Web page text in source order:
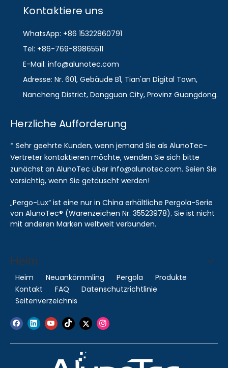
Kontaktiere uns
WhatsApp: +86 15322860791
Tel: +86-769-89865511
E-Mail: info@alunotec.com
Adresse: Nr. 601, Gebäude B1, Tian'an Digital Town,
Nancheng District, Dongguan City, Provinz Guangdong.
Herzliche Aufforderung
* Sehr geehrte Kunden, wenn jemand Sie als AlunoTec-
Vertreter kontaktieren möchte, wenden Sie sich bitte
zunächst an AlunoTec über info@alunotec.com. Seien Sie
vorsichtig, wenn Sie getäuscht werden!
„Pergo-Lux“ ist eine nur in China erhältliche Pergola-Serie
von AlunoTec® (Warenzeichen Nr. 35523978). Sie ist nicht
mit anderen Marken weltweit verbunden.
Heim
Heim Neuankömmling Pergola
Produkte
Kontakt
FAQ
Datenschutzrichtlinie
Seitenverzeichnis